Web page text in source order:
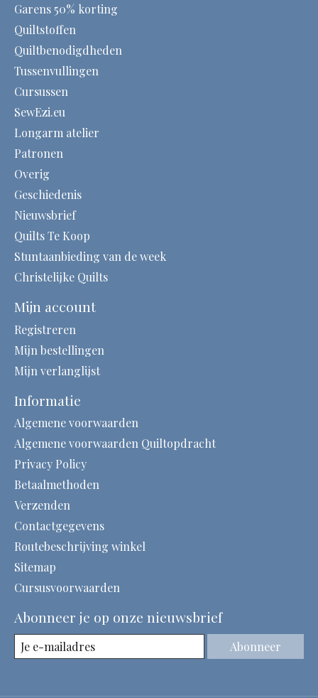
Garens 50% korting
Quiltstoffen
Quiltbenodigdheden
Tussenvullingen
Cursussen
SewEzi.eu
Longarm atelier
Patronen
Overig
Geschiedenis
Nieuwsbrief
Quilts Te Koop
Stuntaanbieding van de week
Christelijke Quilts
Mijn account
Registreren
Mijn bestellingen
Mijn verlanglijst
Informatie
Algemene voorwaarden
Algemene voorwaarden Quiltopdracht
Privacy Policy
Betaalmethoden
Verzenden
Contactgegevens
Routebeschrijving winkel
Sitemap
Cursusvoorwaarden
Abonneer je op onze nieuwsbrief
Abonneer